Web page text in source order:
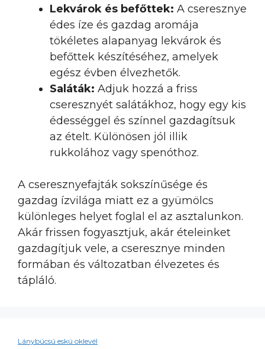
Lekvárok és befőttek: A cseresznye
édes íze és gazdag aromája
tökéletes alapanyag lekvárok és
befőttek készítéséhez, amelyek
egész évben élvezhetők.
Saláták: Adjuk hozzá a friss
cseresznyét salátákhoz, hogy egy kis
édességgel és színnel gazdagítsuk
az ételt. Különösen jól illik
rukkolához vagy spenóthoz.
A cseresznyefajták sokszínűsége és
gazdag ízvilága miatt ez a gyümölcs
különleges helyet foglal el az asztalunkon.
Akár frissen fogyasztjuk, akár ételeinket
gazdagítjuk vele, a cseresznye minden
formában és változatban élvezetes és
tápláló.
Lánybúcsú eskü oklevél